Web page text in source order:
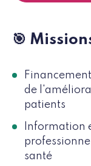
🎯
de
patients
Information
santé